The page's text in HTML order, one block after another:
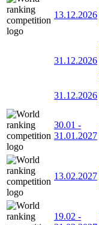
13.12.2026
31.12.2026
31.12.2026
30.01 -
31.01.2027
13.02.2027
19.02 -